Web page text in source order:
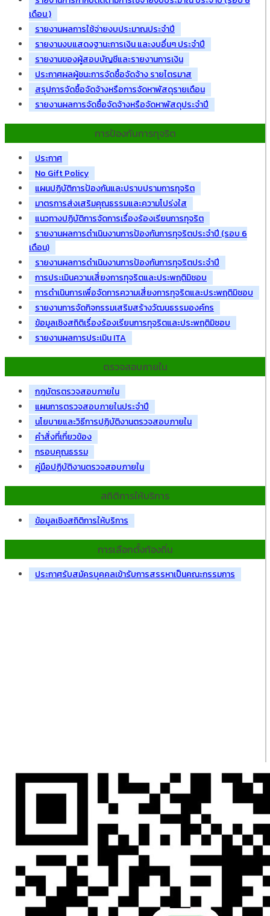
เดือน )
รายงานผลการใช้จ่ายงบประมาณประจำปี
รายงานงบแสดงฐานะการเงิน และงบอื่นๆ ประจำปี
รายงานของผู้สอบบัญชีและรายงานการเงิน
ประกาศผลผู้ชนะการจัดซื้อจัดจ้าง รายไตรมาส
สรุปการจัดซื้อจัดจ้างหรือการจัดหาพัสดุรายเดือน
รายงานผลการจัดซื้อจัดจ้างหรือจัดหาพัสดุประจำปี
การป้องกันการทุจริต
ประกาศ
No Gift Policy
แผนปฏิบัติการป้องกันและปราบปรามการทุจริต
มาตรการส่งเสริมคุณธรรมและความโปร่งใส
แนวทางปฏิบัติการจัดการเรื่องร้องเรียนการทุจริต
รายงานผลการดำเนินงานการป้องกันการทุจริตประจำปี (รอบ 6
เดือน)
รายงานผลการดำเนินงานการป้องกันการทุจริตประจำปี
การประเมินความเสี่ยงการทุจริตและประพฤติมิชอบ
การดำเนินการเพื่อจัดการความเสี่ยงการทุจริตและประพฤติมิชอบ
รายงานการจัดกิจกรรมเสริมสร้างวัฒนธรรมองค์กร
ข้อมูลเชิงสถิติเรื่องร้องเรียนการทุจริตและประพฤติมิชอบ
รายงานผลการประเมิน ITA
ตรวจสอบภายใน
กฎบัตรตรวจสอบภายใน
แผนการตรวจสอบภายในประจำปี
นโยบายและวิธีการปฏิบัติงานตรวจสอบภายใน
คำสั่งที่เกี่ยวข้อง
กรอบคุณธรรม
คู่มือปฏิบัติงานตรวจสอบภายใน
สถิติการให้บริการ
ข้อมูลเชิงสถิติการให้บริการ
การเลือกตั้งท้องถิ่น
ประกาศรับสมัครบุคคลเข้ารับการสรรหาเป็นคณะกรรมการ